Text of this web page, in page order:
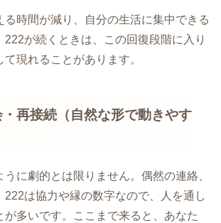
る時間が減り、自分の生活に集中できる
222が続くときは、この回復段階に入り
現れることがあります。
再接続（自然な形で動きやす
に劇的とは限りません。偶然の連絡、
222は協力や縁の数字なので、人を通し
が多いです。ここまで来ると、あなた